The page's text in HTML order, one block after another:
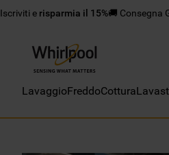
Iscriviti e risparmia il 15%🚚 Consegna
LavaggioFreddoCottura